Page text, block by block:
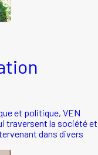
et politique, VEN
traversent la société et
dans divers